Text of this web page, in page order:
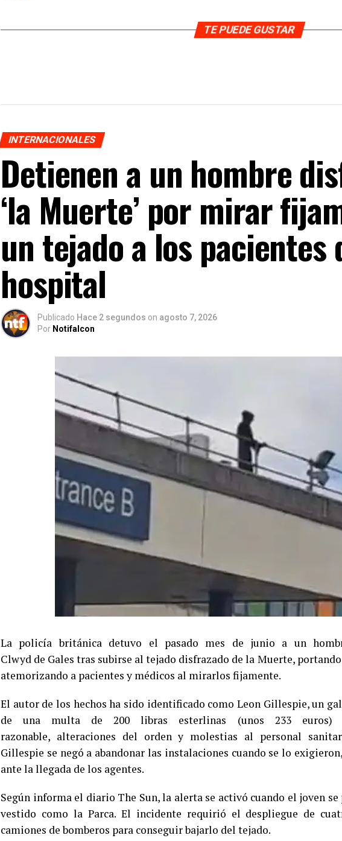
TE PUEDE GUSTAR
INTERNACIONALES
Detienen a un hombre
‘la Muerte’ por mirar
un tejado a los pacientes
hospital
Publicado Hace 2 segundos on agosto 7, 2026
Por Notifalcon
La policía británica detuvo el pasado mes de junio a un
Clwyd de Gales tras subirse al tejado disfrazado de la Muerte,
atemorizando a pacientes y médicos al mirarlos fijamente.
El autor de los hechos ha sido identificado como Leon Gillespie, un
de una multa de 200 libras esterlinas (unos 233 euros)
razonable, alteraciones del orden y molestias al personal
Gillespie se negó a abandonar las instalaciones cuando se lo
ante la llegada de los agentes.
Según informa el diario The Sun, la alerta se activó cuando el joven
vestido como la Parca. El incidente requirió el despliegue de
camiones de bomberos para conseguir bajarlo del tejado.